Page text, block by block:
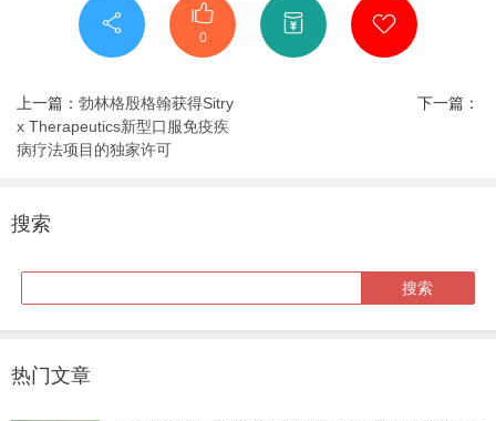
0
上一篇： 勃林格殷格翰获得Sitry
x Therapeutics新型口服免疫疾
病疗法项目的独家许可
下一篇：
搜索
热门文章